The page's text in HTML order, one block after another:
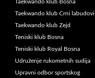
Taekwando klub Bosna
Taekwando klub Crni labudovi
Taekwando klub Zejd
Teniski klub Bosna
Teniski klub Royal Bosna
Udruženje rukometnih sudija
Upravni odbor sportskog